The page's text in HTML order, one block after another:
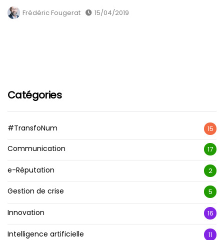
Frédéric Fougerat 15/04/2019
Catégories
#TransfoNum 15
Communication 17
e-Réputation 2
Gestion de crise 5
Innovation 16
Intelligence artificielle 11